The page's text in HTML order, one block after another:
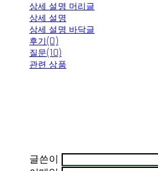
상세 설명 머리글
상세 설명
상세 설명 바닥글
후기(0)
질문(10)
관련 상품
글쓴이